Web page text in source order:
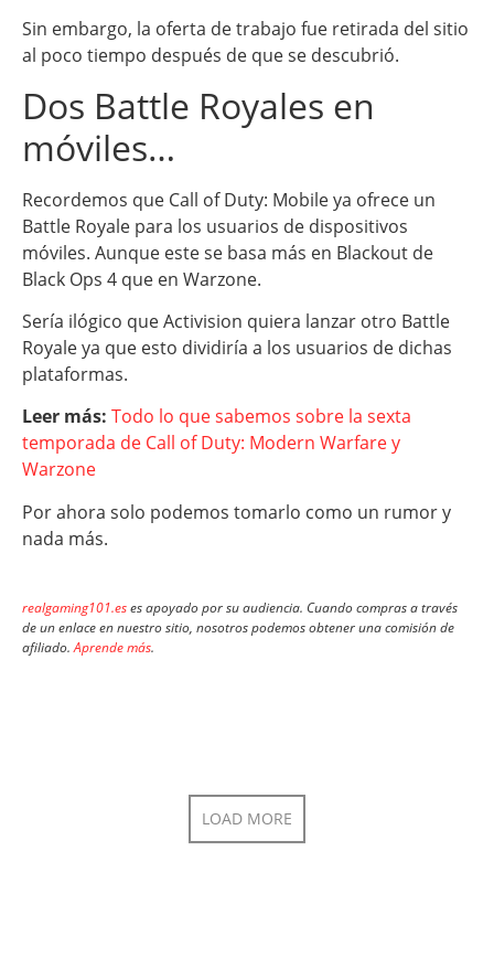
Sin embargo, la oferta de trabajo fue retirada del sitio
al poco tiempo después de que se descubrió.
Dos Battle Royales en
móviles…
Recordemos que Call of Duty: Mobile ya ofrece un
Battle Royale para los usuarios de dispositivos
móviles. Aunque este se basa más en Blackout de
Black Ops 4 que en Warzone.
Sería ilógico que Activision quiera lanzar otro Battle
Royale ya que esto dividiría a los usuarios de dichas
plataformas.
Leer más: Todo lo que sabemos sobre la sexta
temporada de Call of Duty: Modern Warfare y
Warzone
Por ahora solo podemos tomarlo como un rumor y
nada más.
realgaming101.eses apoyado por su audiencia. Cuando compras a través
de un enlace en nuestro sitio, nosotros podemos obtener una comisión de
afiliado.Aprende más.
LOAD MORE